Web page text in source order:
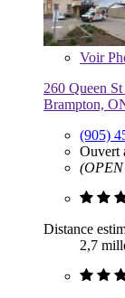
Voir
260 Queen St
Brampton,
(905)
Ouvert
(OPEN
Distance
2,7